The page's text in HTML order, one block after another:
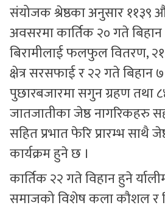
संयोजक श्रेष्ठका अनुसार ११३९
अवसरमा कार्तिक २० गते
बिरामीलाई फलफुल वितरण,
क्षेत्र सरसफाई र २२ गते बिहान
पुछारबजारमा सगुन ग्रहण तथा
जातजातीका जेष्ठ नागरिकहरु
सहित प्रभात फेरि प्रारम्भ साथै
कार्यक्रम हुने छ ।
कार्तिक २२ गते विहान हुने
समाजको विशेष कला कौशल र